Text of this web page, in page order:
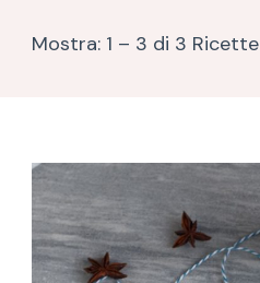
Mostra: 1 – 3 di 3 Ricette